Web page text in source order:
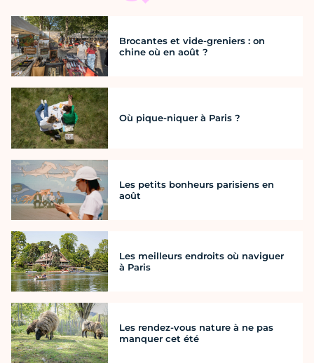
Brocantes et vide-greniers : on
chine où en août ?
Où pique-niquer à Paris ?
Les petits bonheurs parisiens en
août
Les meilleurs endroits où naviguer
à Paris
Les rendez-vous nature à ne pas
manquer cet été